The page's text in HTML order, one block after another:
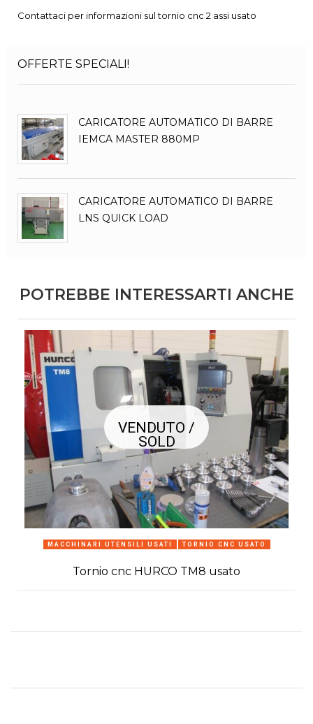
Contattaci per informazioni sul tornio cnc 2 assi usato
OFFERTE SPECIALI!
CARICATORE AUTOMATICO DI BARRE
IEMCA MASTER 880MP
CARICATORE AUTOMATICO DI BARRE
LNS QUICK LOAD
POTREBBE INTERESSARTI ANCHE
VENDUTO /
SOLD
MACCHINARI UTENSILI USATI TORNIO CNC USATO
Tornio cnc HURCO TM8 usato